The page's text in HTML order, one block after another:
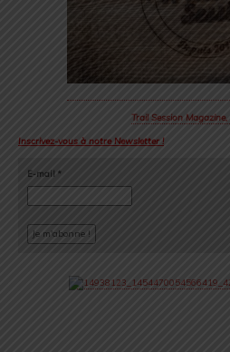
Trail Session
Inscrivez-vous à notre Newsletter !
E-mail *